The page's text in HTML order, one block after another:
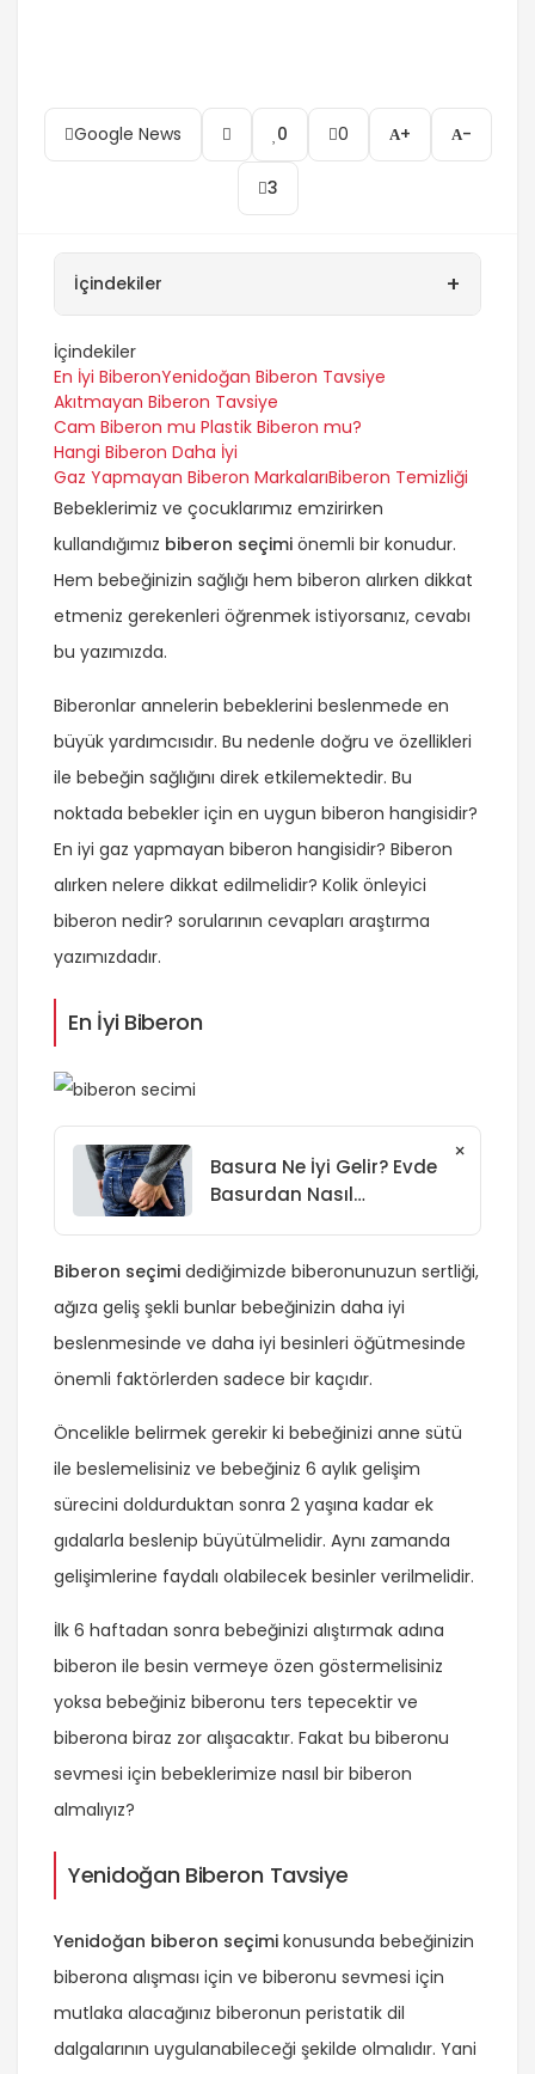
Google News 0 0 + -
3
İçindekiler +
İçindekiler
En İyi BiberonYenidoğan Biberon Tavsiye
Akıtmayan Biberon Tavsiye
Cam Biberon mu Plastik Biberon mu?
Hangi Biberon Daha İyi
Gaz Yapmayan Biberon MarkalarıBiberon Temizliği
Bebeklerimiz ve çocuklarımız emzirirken
kullandığımız biberon seçimi önemli bir konudur.
Hem bebeğinizin sağlığı hem biberon alırken dikkat
etmeniz gerekenleri öğrenmek istiyorsanız, cevabı
bu yazımızda.
Biberonlar annelerin bebeklerini beslenmede en
büyük yardımcısıdır. Bu nedenle doğru ve özellikleri
ile bebeğin sağlığını direk etkilemektedir. Bu
noktada bebekler için en uygun biberon hangisidir?
En iyi gaz yapmayan biberon hangisidir? Biberon
alırken nelere dikkat edilmelidir? Kolik önleyici
biberon nedir? sorularının cevapları araştırma
yazımızdadır.
En İyi Biberon
Basura Ne İyi Gelir? Evde
Basurdan Nasıl
×
Biberon seçimi dediğimizde biberonunuzun sertliği,
ağıza geliş şekli bunlar bebeğinizin daha iyi
beslenmesinde ve daha iyi besinleri öğütmesinde
önemli faktörlerden sadece bir kaçıdır.
Öncelikle belirmek gerekir ki bebeğinizi anne sütü
ile beslemelisiniz ve bebeğiniz 6 aylık gelişim
sürecini doldurduktan sonra 2 yaşına kadar ek
gıdalarla beslenip büyütülmelidir. Aynı zamanda
gelişimlerine faydalı olabilecek besinler verilmelidir.
İlk 6 haftadan sonra bebeğinizi alıştırmak adına
biberon ile besin vermeye özen göstermelisiniz
yoksa bebeğiniz biberonu ters tepecektir ve
biberona biraz zor alışacaktır. Fakat bu biberonu
sevmesi için bebeklerimize nasıl bir biberon
almalıyız?
Yenidoğan Biberon Tavsiye
Yenidoğan biberon seçimi konusunda bebeğinizin
biberona alışması için ve biberonu sevmesi için
mutlaka alacağınız biberonun peristatik dil
dalgalarının uygulanabileceği şekilde olmalıdır. Yani